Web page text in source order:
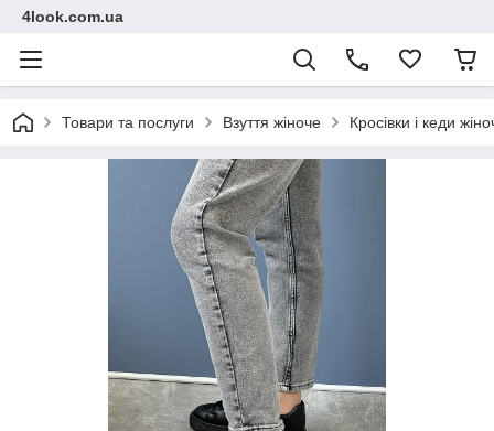
4look.com.ua
Товари та послуги Взуття жіноче Кросівки і кеди